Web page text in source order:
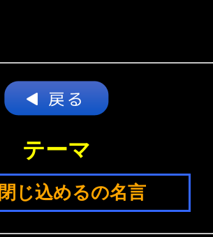
テーマ
閉じ込めるの名言